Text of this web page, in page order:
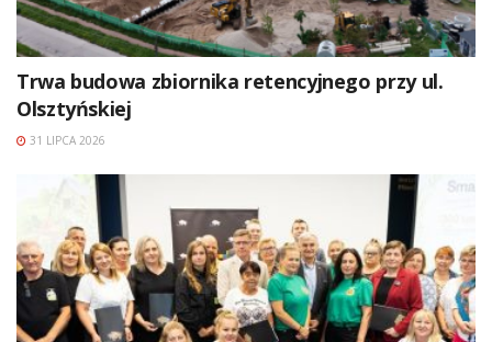
Trwa budowa zbiornika retencyjnego przy ul.
Olsztyńskiej
31 LIPCA 2026